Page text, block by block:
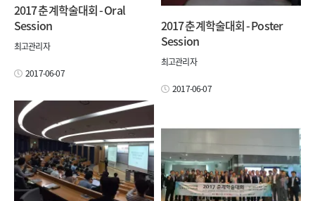
2017 춘계학술대회 - Oral
Session
최고관리자
2017-06-07
2017 춘계학술대회 - Poster
Session
최고관리자
2017-06-07